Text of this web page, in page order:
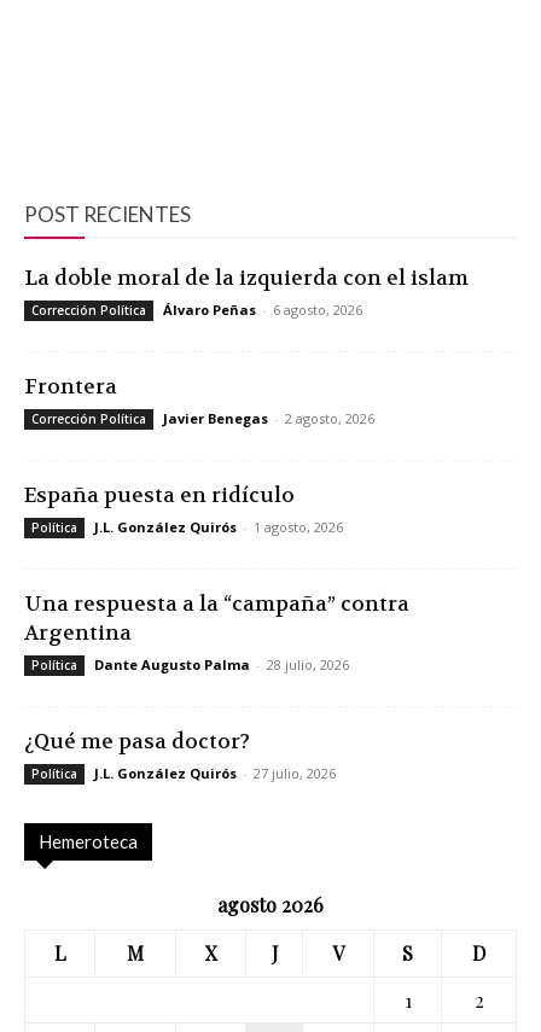
POST RECIENTES
La doble moral de la izquierda con el islam
Corrección Política Álvaro Peñas - 6 agosto, 2026
Frontera
Corrección Política Javier Benegas - 2 agosto, 2026
España puesta en ridículo
Política J.L. González Quirós - 1 agosto, 2026
Una respuesta a la “campaña” contra
Argentina
Política Dante Augusto Palma - 28 julio, 2026
¿Qué me pasa doctor?
Política J.L. González Quirós - 27 julio, 2026
Hemeroteca
agosto 2026
L
M X J V S
D
1
2